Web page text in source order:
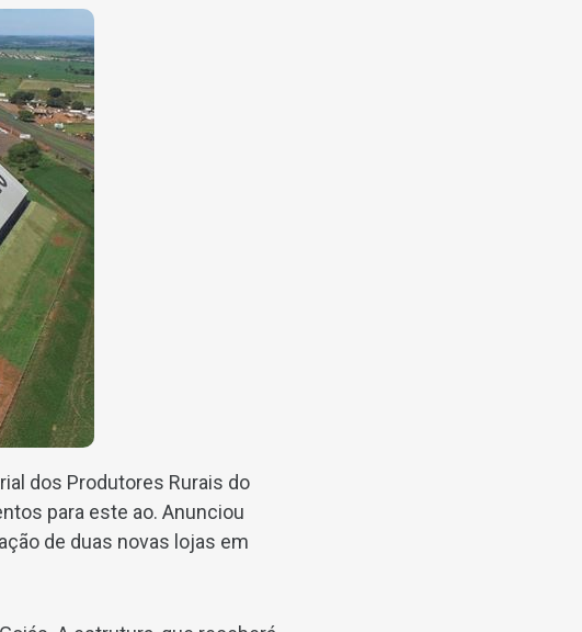
dos Produtores Rurais do
para este ao. Anunciou
de duas novas lojas em